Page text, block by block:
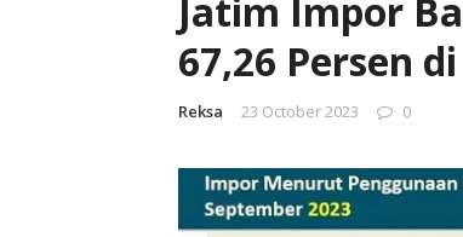
Jatim Impor
67,26 Persen
Reksa 23 October 2023 0